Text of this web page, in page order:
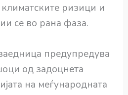
ризици и
се во рана фаза.
предупредува
од задоцнета
на меѓународната